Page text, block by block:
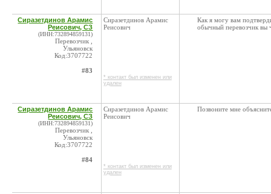
Сиразетдинов Арамис
Реисович, СЗ
(ИНН:732894859131)
Перевозчик ,
Ульяновск
Код:3707722
#83
Сиразетдинов Арамис
Реисович
* контакт был изменен или
удален
Как я могу вам
обычный перевозчик вы
Сиразетдинов Арамис
Реисович, СЗ
(ИНН:732894859131)
Перевозчик ,
Ульяновск
Код:3707722
#84
Сиразетдинов Арамис
Реисович
* контакт был изменен или
удален
Позвоните мне